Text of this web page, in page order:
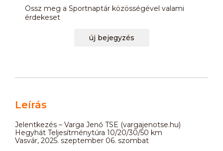
Ossz meg a Sportnaptár közösségével valami
érdekeset
új bejegyzés
Leírás
Jelentkezés – Varga Jenő TSE (vargajenotse.hu)
Hegyhát Teljesítménytúra 10/20/30/50 km
Vasvár, 2025. szeptember 06. szombat